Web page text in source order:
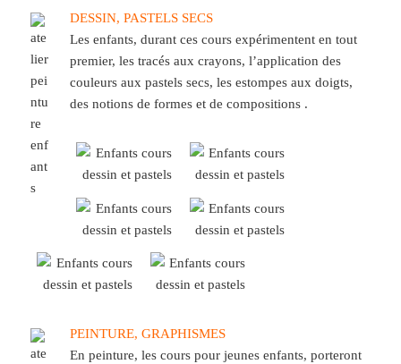
DESSIN, PASTELS SECS
Les enfants, durant ces cours expérimentent en tout
premier, les tracés aux crayons, l’application des
couleurs aux pastels secs, les estompes aux doigts,
des notions de formes et de compositions .
PEINTURE, GRAPHISMES
En peinture, les cours pour jeunes enfants, porteront